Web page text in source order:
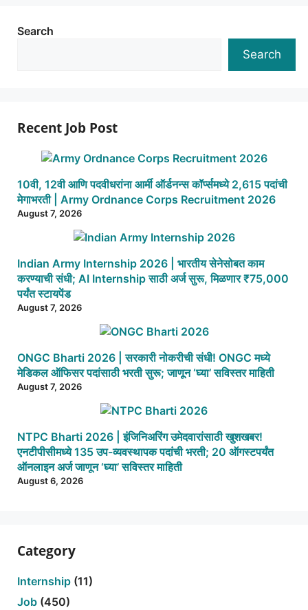
Search
Search
Recent Job Post
10वी, 12वी आणि पदवीधरांना आर्मी ऑर्डनन्स कॉर्प्समध्ये 2,615 पदांची
मेगाभरती | Army Ordnance Corps Recruitment 2026
August 7, 2026
Indian Army Internship 2026 | भारतीय सेनेसोबत काम
करण्याची संधी; AI Internship साठी अर्ज सुरू, मिळणार ₹75,000
पर्यंत स्टायपेंड
August 7, 2026
ONGC Bharti 2026 | सरकारी नोकरीची संधी! ONGC मध्ये
मेडिकल ऑफिसर पदांसाठी भरती सुरू; जाणून ‘घ्या’ सविस्तर माहिती
August 7, 2026
NTPC Bharti 2026 | इंजिनिअरिंग उमेदवारांसाठी खुशखबर!
एनटीपीसीमध्ये 135 उप-व्यवस्थापक पदांची भरती; 20 ऑगस्टपर्यंत
ऑनलाइन अर्ज जाणून ‘घ्या’ सविस्तर माहिती
August 6, 2026
Category
Internship (11)
Job (450)